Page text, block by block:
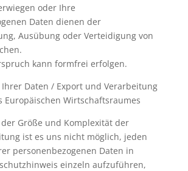
oder Ihre
Daten dienen der
Ausübung oder Verteidigung von
kann formfrei erfolgen.
Ihrer Daten / Export und Verarbeitung
Europäischen Wirtschaftsraumes
Größe und Komplexität der
ist es uns nicht möglich, jeden
personenbezogenen Daten in
einzeln aufzuführen,